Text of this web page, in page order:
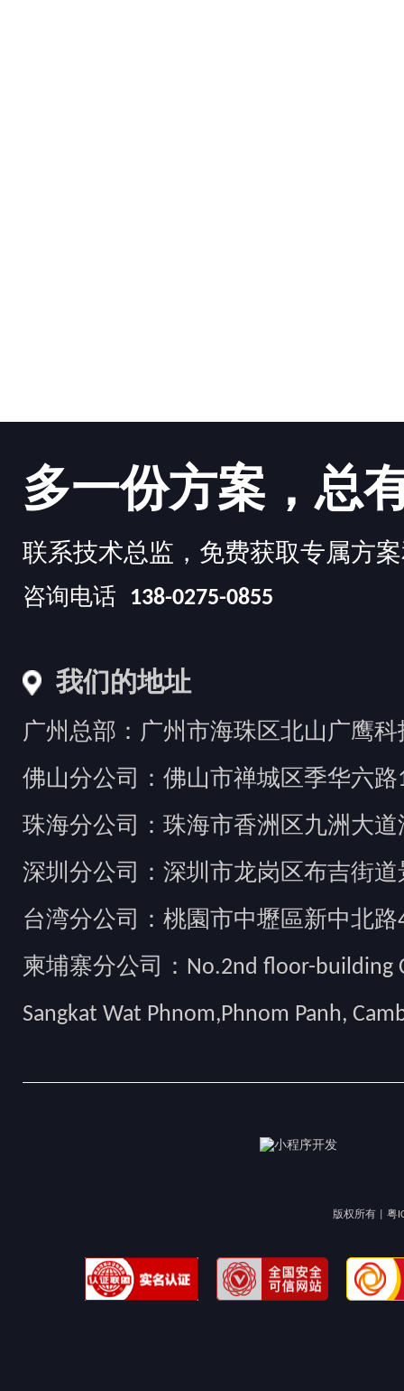
多一份方案，总
联系技术总监，免费获取专属方
咨询电话 138-0275-0855
我们的地址
广州总部：广州市海珠区北山广鹰科
佛山分公司：佛山市禅城区季华六路
珠海分公司：珠海市香洲区九洲大道
深圳分公司：深圳市龙岗区布吉街
台湾分公司：桃園市中壢區新中北路
柬埔寨分公司：No.2nd floor-building
Sangkat Wat Phnom,Phnom Panh,
版权所有 | 粤